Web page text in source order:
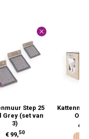
Step 25
Grey (set van
3)
€ 99,50
Old
€